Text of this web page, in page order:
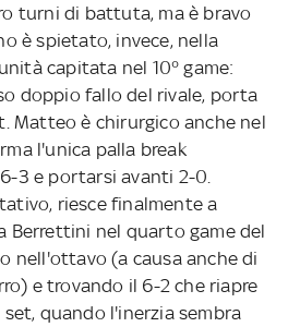
turni di battuta, ma è bravo
è spietato, invece, nella
capitata nel 10° game:
doppio fallo del rivale, porta
Matteo è chirurgico anche nel
l'unica palla break
3 e portarsi avanti 2-0.
riesce finalmente a
Berrettini nel quarto game del
nell'ottavo (a causa anche di
e trovando il 6-2 che riapre
quando l'inerzia sembra